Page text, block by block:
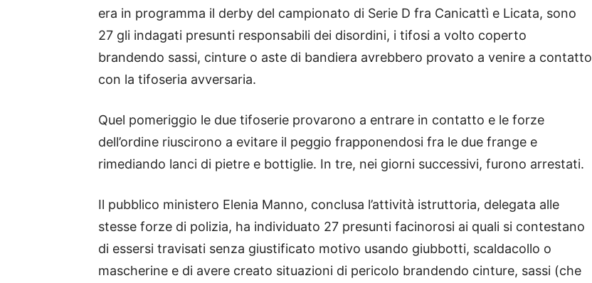
era in programma il derby del campionato di Serie D fra Canicattì e Licata, sono
27 gli indagati presunti responsabili dei disordini, i tifosi a volto coperto
brandendo sassi, cinture o aste di bandiera avrebbero provato a venire a contatto
con la tifoseria avversaria.
Quel pomeriggio le due tifoserie provarono a entrare in contatto e le forze
dell’ordine riuscirono a evitare il peggio frapponendosi fra le due frange e
rimediando lanci di pietre e bottiglie. In tre, nei giorni successivi, furono arrestati.
Il pubblico ministero Elenia Manno, conclusa l’attività istruttoria, delegata alle
stesse forze di polizia, ha individuato 27 presunti facinorosi ai quali si contestano
di essersi travisati senza giustificato motivo usando giubbotti, scaldacollo o
mascherine e di avere creato situazioni di pericolo brandendo cinture, sassi (che